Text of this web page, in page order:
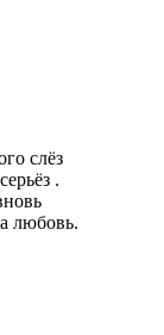
слёз
.
любовь.